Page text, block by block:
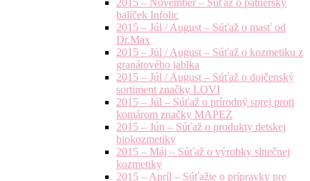
2015 – November – Súťaž o patnerský
balíček Infolic
2015 – Júl / August – Súťaž o masť od
Dr.Max
2015 – Júl / August – Súťaž o kozmetiku z
granátového jablka
2015 – Júl / August – Súťaž o dojčenský
sortiment značky LOVI
2015 – Júl – Súťaž o prírodný sprej proti
komárom značky MAPEZ
2015 – Jún – Súťaž o produkty detskej
biokozmetiky
2015 – Máj – Súťaž o výrobky slnečnej
kozmetiky
2015 – Apríl – Súťažte o prípravky pre